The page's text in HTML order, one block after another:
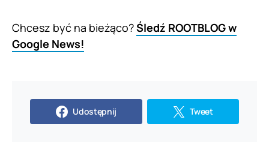
Chcesz być na bieżąco?Śledź ROOTBLOG w
Google News!
Udostępnij Tweet